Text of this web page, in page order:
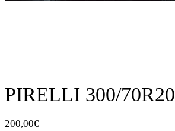
PIRELLI 300/70R20
200,00€